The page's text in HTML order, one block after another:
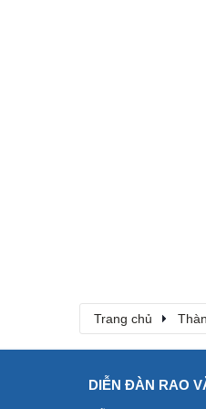
Trang chủ
DIỄN ĐÀN RAO